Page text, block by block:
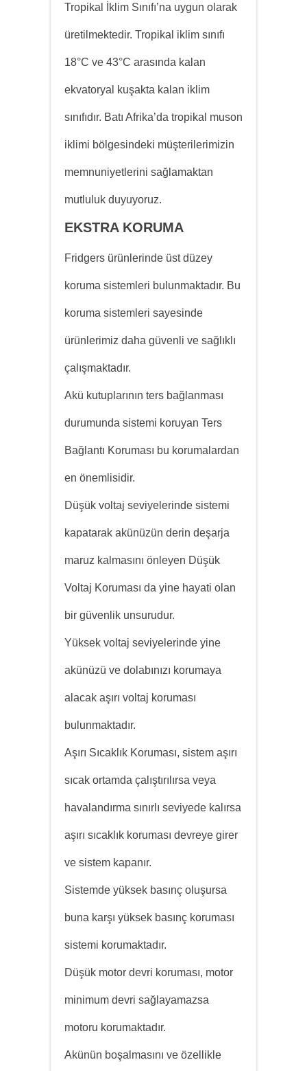
Tropikal İklim Sınıfı’na uygun olarak
üretilmektedir. Tropikal iklim sınıfı
18°C ve 43°C arasında kalan
ekvatoryal kuşakta kalan iklim
sınıfıdır. Batı Afrika’da tropikal muson
iklimi bölgesindeki müşterilerimizin
memnuniyetlerini sağlamaktan
mutluluk duyuyoruz.
EKSTRA KORUMA
Fridgers ürünlerinde üst düzey
koruma sistemleri bulunmaktadır. Bu
koruma sistemleri sayesinde
ürünlerimiz daha güvenli ve sağlıklı
çalışmaktadır.
Akü kutuplarının ters bağlanması
durumunda sistemi koruyan Ters
Bağlantı Koruması bu korumalardan
en önemlisidir.
Düşük voltaj seviyelerinde sistemi
kapatarak akünüzün derin deşarja
maruz kalmasını önleyen Düşük
Voltaj Koruması da yine hayati olan
bir güvenlik unsurudur.
Yüksek voltaj seviyelerinde yine
akünüzü ve dolabınızı korumaya
alacak aşırı voltaj koruması
bulunmaktadır.
Aşırı Sıcaklık Koruması, sistem aşırı
sıcak ortamda çalıştırılırsa veya
havalandırma sınırlı seviyede kalırsa
aşırı sıcaklık koruması devreye girer
ve sistem kapanır.
Sistemde yüksek basınç oluşursa
buna karşı yüksek basınç koruması
sistemi korumaktadır.
Düşük motor devri koruması, motor
minimum devri sağlayamazsa
motoru korumaktadır.
Akünün boşalmasını ve özellikle